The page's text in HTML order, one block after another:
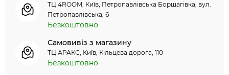
ТЦ 4ROOM, Київ, Петропавлівська Борщагівка, вул.
Петропавлівська, 6
Безкоштовно
Самовивіз з магазину
ТЦ АРАКС, Київ, Кільцева дорога, 110
Безкоштовно